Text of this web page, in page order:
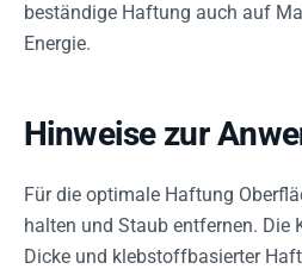
beständige Haftung auch auf
Energie.
Hinweise zur
Für die optimale Haftung
halten und Staub entfernen. Die
Dicke und klebstoffbasierter